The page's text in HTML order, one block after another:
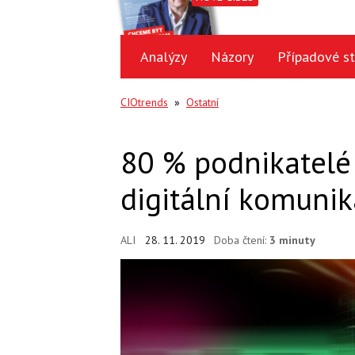
Analýzy Názory Případové
CIOtrends » Ostatní
80 %
digitální
ALI 28. 11. 2019 Doba čtení: 3 minuty